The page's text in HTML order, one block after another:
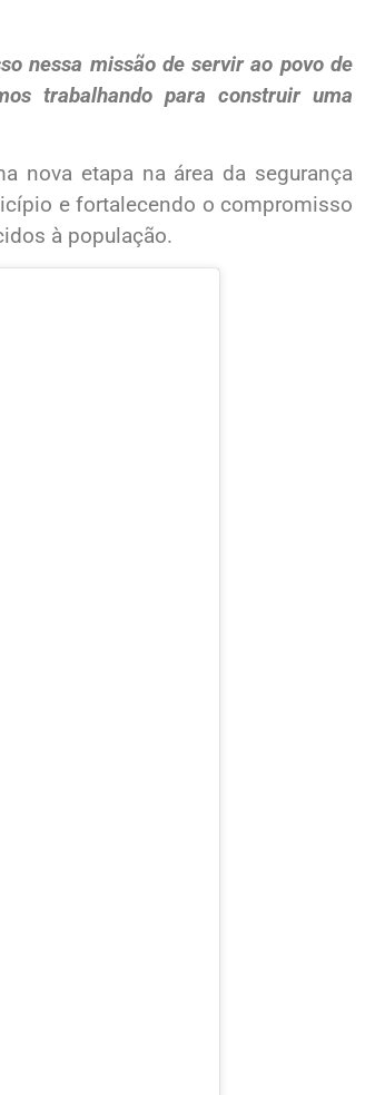
nessa missão de servir ao povo de
trabalhando para construir uma
nova etapa na área da segurança
e fortalecendo o compromisso
à população.